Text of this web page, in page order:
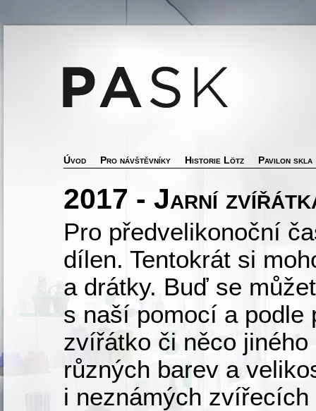
Úvod Pro návštěvníky Historie Lötz Pavilon skla
2017 - Jarní
Pro předvelikonoční
dílen. Tentokrát si
a drátky. Buď se
s naší pomocí a podle
zvířátko či něco
různých barev a
i neznámých